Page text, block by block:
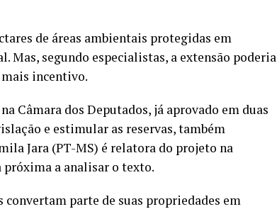
de áreas ambientais protegidas em
Mas, segundo especialistas, a extensão poderia
mais incentivo.
Câmara dos Deputados, já aprovado em duas
e estimular as reservas, também
Jara (PT-MS) é relatora do projeto na
próxima a analisar o texto.
parte de suas propriedades em